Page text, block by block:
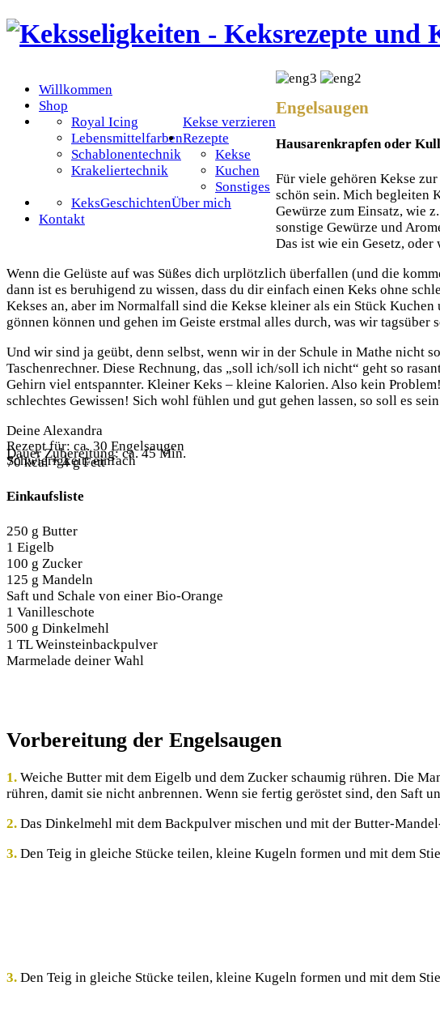
Willkommen
Shop
Kekse verzieren
Royal Icing
Lebensmittelfarben
Schablonentechnik
Krakeliertechnik
Rezepte
Kekse
Kuchen
Sonstiges
Über mich
KeksGeschichten
Kontakt
Engelsaugen
Hausarenkrapfen oder
Für viele gehören Kekse
schön sein. Mich begleiten
Gewürze zum Einsatz, wie
sonstige Gewürze und
Das ist wie ein Gesetz, oder
Wenn die Gelüste auf was Süßes dich urplötzlich überfallen (und die
dann ist es beruhigend zu wissen, dass du dir einfach einen Keks ohne
Kekses an, aber im Normalfall sind die Kekse kleiner als ein Stück
gönnen können und gehen im Geiste erstmal alles durch, was wir tagsüber
Und wir sind ja geübt, denn selbst, wenn wir in der Schule in Mathe nicht
Taschenrechner. Diese Rechnung, das „soll ich/soll ich nicht“ geht so
Gehirn viel entspannter. Kleiner Keks – kleine Kalorien. Also kein
schlechtes Gewissen! Sich wohl fühlen und gut gehen lassen, so soll es
Deine Alexandra
Schwierigkeit: einfach
Dauer Zubereitung: ca. 45 Min.
Rezept für: ca. 30 Engelsaugen
70 kcal * 4 g Fett
Einkaufsliste
250 g Butter
1 Eigelb
100 g Zucker
125 g Mandeln
Saft und Schale von einer Bio-Orange
1 Vanilleschote
500 g Dinkelmehl
1 TL Weinsteinbackpulver
Marmelade deiner Wahl
Vorbereitung der Engelsaugen
1. Weiche Butter mit dem Eigelb und dem Zucker schaumig rühren. Die
rühren, damit sie nicht anbrennen. Wenn sie fertig geröstet sind, den Saft
2. Das Dinkelmehl mit dem Backpulver mischen und mit der Butter-
3. Den Teig in gleiche Stücke teilen, kleine Kugeln formen und mit dem
3. Den Teig in gleiche Stücke teilen, kleine Kugeln formen und mit dem